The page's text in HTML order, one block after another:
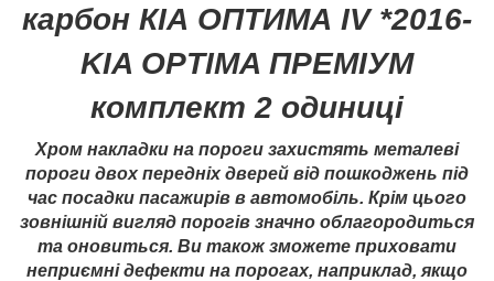
карбон КІА ОПТИМА IV *2016-
KIA OPTIMA ПРЕМІУМ
комплект 2 одиниці
Хром накладки на пороги захистять металеві
пороги двох передніх дверей від пошкоджень під
час посадки пасажирів в автомобіль. Крім цього
зовнішній вигляд порогів значно облагородиться
та оновиться. Ви також зможете приховати
неприємні дефекти на порогах, наприклад, якщо